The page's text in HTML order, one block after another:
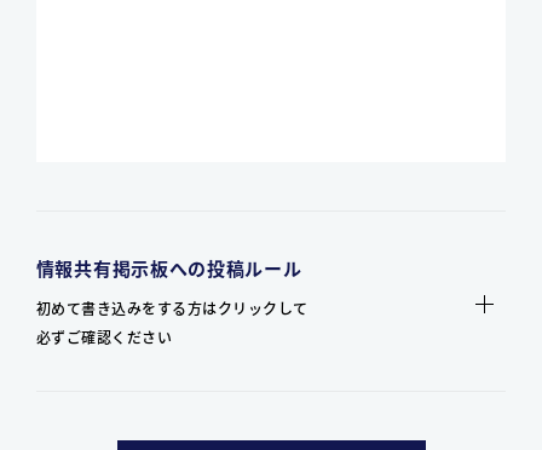
情報共有掲示板への投稿ルール
初めて書き込みをする方はクリックして
必ずご確認ください